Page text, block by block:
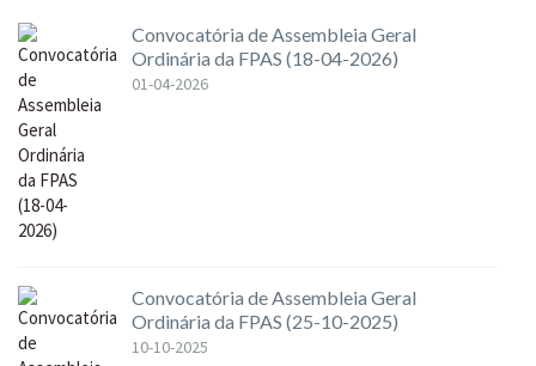
Convocatória de Assembleia Geral
Ordinária da FPAS (18-04-2026)
01-04-2026
Convocatória de Assembleia Geral
Ordinária da FPAS (25-10-2025)
10-10-2025